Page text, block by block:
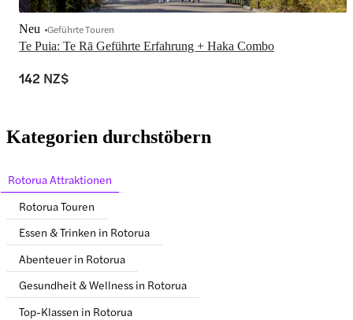
Te Puia: Te Rā Geführte Erfahrung + Haka Combo
Neu Geführte Touren
142 NZ$
Kategorien durchstöbern
Rotorua Attraktionen
Rotorua Touren
Essen & Trinken in Rotorua
Abenteuer in Rotorua
Gesundheit & Wellness in Rotorua
Top-Klassen in Rotorua